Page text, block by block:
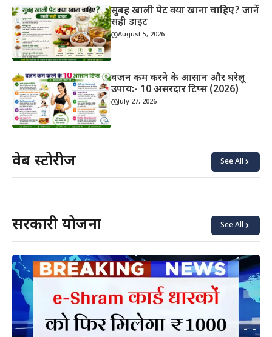
सुबह खाली पेट क्या खाना चाहिए? जानें
सही डाइट
August 5, 2026
वजन कम करने के आसान और घरेलू
उपाय:- 10 असरदार टिप्स (2026)
July 27, 2026
वेब स्टोरीज See All
अंतर
जानिए!
सरकारी योजना See All